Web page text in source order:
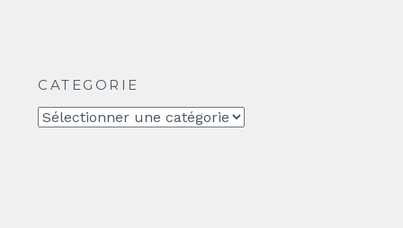
CATEGORIE
CATEGORIE